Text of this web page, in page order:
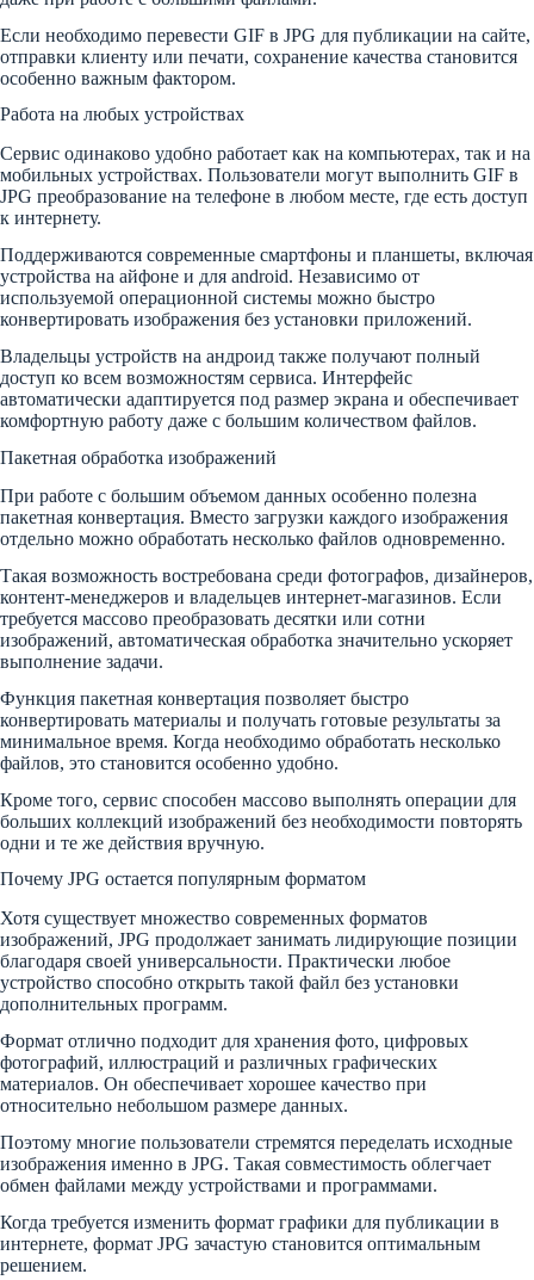
Если необходимо перевести GIF в JPG для публикации на сайте,
отправки клиенту или печати, сохранение качества становится
особенно важным фактором.
Работа на любых устройствах
Сервис одинаково удобно работает как на компьютерах, так и на
мобильных устройствах. Пользователи могут выполнить GIF в
JPG преобразование на телефоне в любом месте, где есть доступ
к интернету.
Поддерживаются современные смартфоны и планшеты, включая
устройства на айфоне и для android. Независимо от
используемой операционной системы можно быстро
конвертировать изображения без установки приложений.
Владельцы устройств на андроид также получают полный
доступ ко всем возможностям сервиса. Интерфейс
автоматически адаптируется под размер экрана и обеспечивает
комфортную работу даже с большим количеством файлов.
Пакетная обработка изображений
При работе с большим объемом данных особенно полезна
пакетная конвертация. Вместо загрузки каждого изображения
отдельно можно обработать несколько файлов одновременно.
Такая возможность востребована среди фотографов, дизайнеров,
контент-менеджеров и владельцев интернет-магазинов. Если
требуется массово преобразовать десятки или сотни
изображений, автоматическая обработка значительно ускоряет
выполнение задачи.
Функция пакетная конвертация позволяет быстро
конвертировать материалы и получать готовые результаты за
минимальное время. Когда необходимо обработать несколько
файлов, это становится особенно удобно.
Кроме того, сервис способен массово выполнять операции для
больших коллекций изображений без необходимости повторять
одни и те же действия вручную.
Почему JPG остается популярным форматом
Хотя существует множество современных форматов
изображений, JPG продолжает занимать лидирующие позиции
благодаря своей универсальности. Практически любое
устройство способно открыть такой файл без установки
дополнительных программ.
Формат отлично подходит для хранения фото, цифровых
фотографий, иллюстраций и различных графических
материалов. Он обеспечивает хорошее качество при
относительно небольшом размере данных.
Поэтому многие пользователи стремятся переделать исходные
изображения именно в JPG. Такая совместимость облегчает
обмен файлами между устройствами и программами.
Когда требуется изменить формат графики для публикации в
интернете, формат JPG зачастую становится оптимальным
решением.